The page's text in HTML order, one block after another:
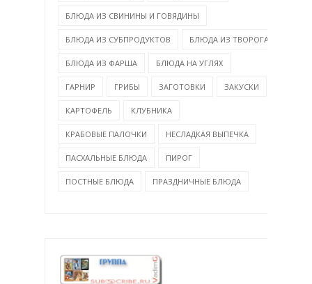
БЛЮДА ИЗ СВИНИНЫ И ГОВЯДИНЫ
БЛЮДА ИЗ СУБПРОДУКТОВ БЛЮДА ИЗ ТВОРОГА
БЛЮДА ИЗ ФАРША БЛЮДА НА УГЛЯХ
ГАРНИР ГРИБЫ ЗАГОТОВКИ ЗАКУСКИ
КАРТОФЕЛЬ КЛУБНИКА
КРАБОВЫЕ ПАЛОЧКИ НЕСЛАДКАЯ ВЫПЕЧКА
ПАСХАЛЬНЫЕ БЛЮДА ПИРОГ
ПОСТНЫЕ БЛЮДА ПРАЗДНИЧНЫЕ БЛЮДА